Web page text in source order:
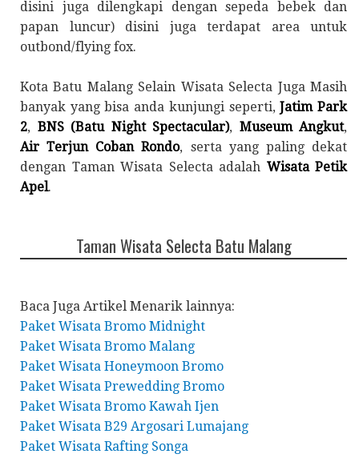
disini juga dilengkapi dengan sepeda bebek dan
papan luncur) disini juga terdapat area untuk
outbond/flying fox.
Kota Batu Malang Selain Wisata Selecta Juga Masih
banyak yang bisa anda kunjungi seperti,Jatim Park
2, BNS (Batu Night Spectacular), Museum Angkut,
Air Terjun Coban Rondo, serta yang paling dekat
dengan Taman Wisata Selecta adalah Wisata Petik
Apel.
Taman Wisata Selecta Batu Malang
Baca Juga Artikel Menarik lainnya:
Paket Wisata Bromo Midnight
Paket Wisata Bromo Malang
Paket Wisata Honeymoon Bromo
Paket Wisata Prewedding Bromo
Paket Wisata Bromo Kawah Ijen
Paket Wisata B29 Argosari Lumajang
Paket Wisata Rafting Songa